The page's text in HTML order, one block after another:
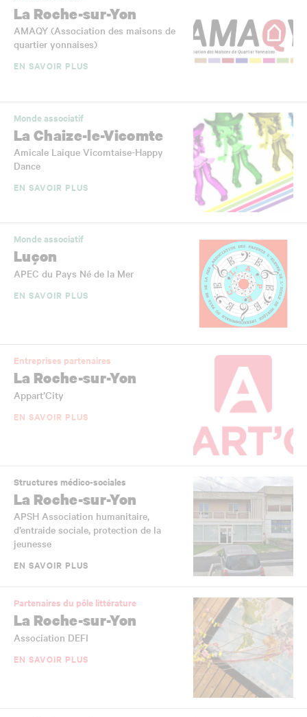
La Roche-sur-Yon
AMAQY (Association des maisons de
quartier yonnaises)
EN SAVOIR PLUS
Monde associatif
La Chaize-le-Vicomte
Amicale Laique Vicomtaise-Happy
Dance
EN SAVOIR PLUS
Monde associatif
Luçon
APEC du Pays Né de la Mer
EN SAVOIR PLUS
Entreprises partenaires
La Roche-sur-Yon
Appart’City
EN SAVOIR PLUS
Structures médico-sociales
La Roche-sur-Yon
APSH Association humanitaire,
d’entraide sociale, protection de la
jeunesse
EN SAVOIR PLUS
Partenaires du pôle littérature
La Roche-sur-Yon
Association DEFI
EN SAVOIR PLUS